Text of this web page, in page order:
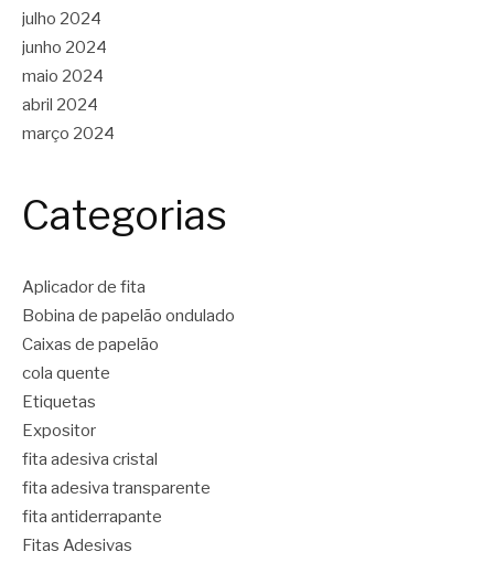
julho 2024
junho 2024
maio 2024
abril 2024
março 2024
Categorias
Aplicador de fita
Bobina de papelão ondulado
Caixas de papelão
cola quente
Etiquetas
Expositor
fita adesiva cristal
fita adesiva transparente
fita antiderrapante
Fitas Adesivas